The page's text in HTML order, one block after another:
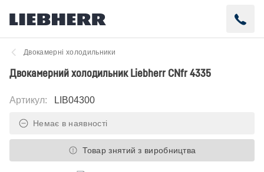
Двокамерні холодильники
Двокамерний холодильник Liebherr CNfr 4335
Артикул: LIB04300
Немає в наявності
Товар знятий з виробництва